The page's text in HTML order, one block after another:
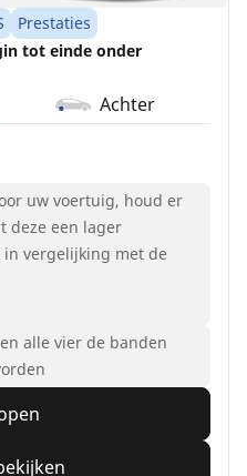
Prestaties
tot einde onder
Achter
uw voertuig, houd er
deze een lager
vergelijking met de
alle vier de banden